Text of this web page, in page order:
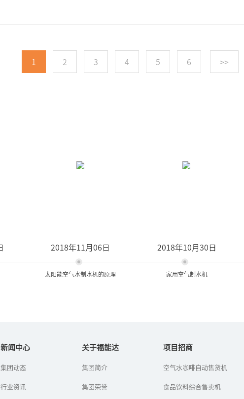
1 2 3 4 5 6 >>
箱
2018年11月06日
太阳能空气水制水机的原理
更健康的饮用水源，因此
也在不断进行，其中就有
2018年10月30日
家用空气制水机
器，但是对家用空气制水
用空气制水机呢？它能够
新闻中心
集团动态
行业资讯
关于福能达
集团简介
集团荣誉
项目招商
空气水咖啡自动售货机
食品饮料综合售卖机